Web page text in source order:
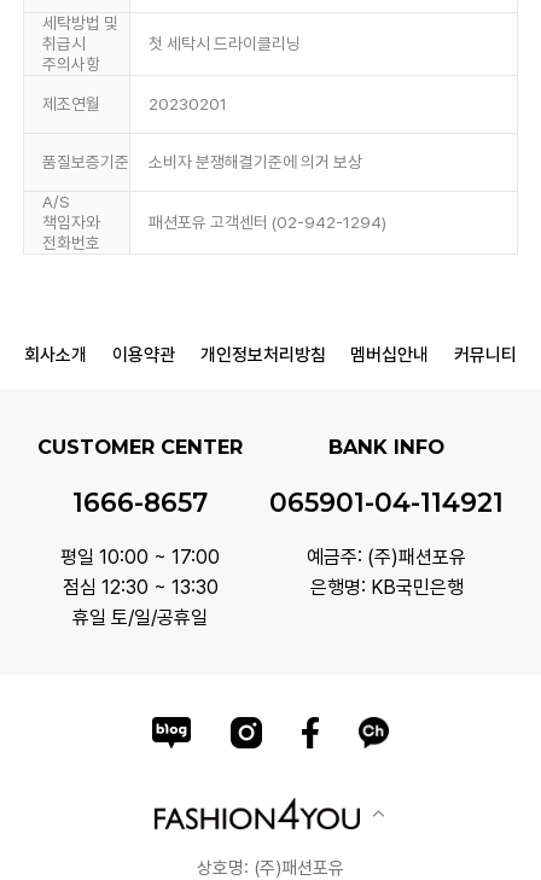
세탁방법 및
취급시
주의사항
첫 세탁시 드라이클리닝
제조연월 20230201
품질보증기준 소비자 분쟁해결기준에 의거 보상
A/S
책임자와
전화번호
패션포유 고객센터 (02-942-1294)
회사소개 이용약관 개인정보처리방침 멤버십안내 커뮤니티
CUSTOMER CENTER
1666-8657
평일 10:00 ~ 17:00
점심 12:30 ~ 13:30
휴일 토/일/공휴일
BANK INFO
065901-04-114921
예금주: (주)패션포유
은행명: KB국민은행
상호명: (주)패션포유